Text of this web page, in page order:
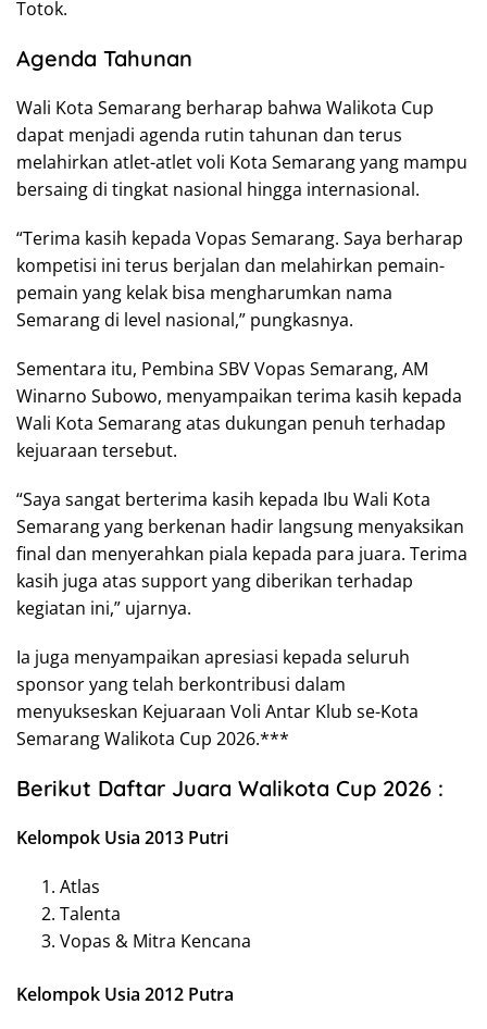
Totok.
Agenda Tahunan
Wali Kota Semarang berharap bahwa Walikota Cup
dapat menjadi agenda rutin tahunan dan terus
melahirkan atlet-atlet voli Kota Semarang yang mampu
bersaing di tingkat nasional hingga internasional.
“Terima kasih kepada Vopas Semarang. Saya berharap
kompetisi ini terus berjalan dan melahirkan pemain-
pemain yang kelak bisa mengharumkan nama
Semarang di level nasional,” pungkasnya.
Sementara itu, Pembina SBV Vopas Semarang, AM
Winarno Subowo, menyampaikan terima kasih kepada
Wali Kota Semarang atas dukungan penuh terhadap
kejuaraan tersebut.
“Saya sangat berterima kasih kepada Ibu Wali Kota
Semarang yang berkenan hadir langsung menyaksikan
final dan menyerahkan piala kepada para juara. Terima
kasih juga atas support yang diberikan terhadap
kegiatan ini,” ujarnya.
Ia juga menyampaikan apresiasi kepada seluruh
sponsor yang telah berkontribusi dalam
menyukseskan Kejuaraan Voli Antar Klub se-Kota
Semarang Walikota Cup 2026.***
Berikut Daftar Juara Walikota Cup 2026 :
Kelompok Usia 2013 Putri
Atlas
Talenta
Vopas & Mitra Kencana
Kelompok Usia 2012 Putra